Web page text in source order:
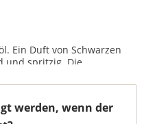
Ein Duft von Schwarzen
und spritzig. Die
und sind mit Olivenöl...
werden, wenn der